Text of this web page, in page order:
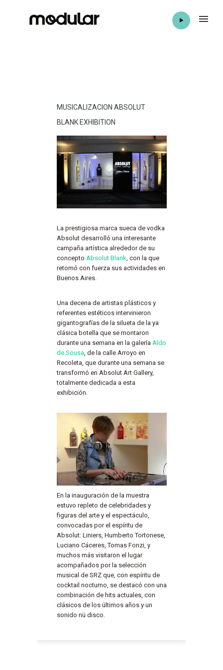
MUSICALIZACION ABSOLUT
BLANK EXHIBITION
La prestigiosa marca sueca de vodka
Absolut desarrolló una interesante
campaña artística alrededor de su
concepto Absolut Blank, con la que
retomó con fuerza sus actividades en
Buenos Aires.
Una decena de artistas plásticos y
referentes estéticos intervinieron
gigantografías de la silueta de la ya
clásica botella que se montaron
durante una semana en la galería Aldo
de Sousa, de la calle Arroyo en
Recoleta, que durante una semana se
transformó en Absolut Art Gallery,
totalmente dedicada a esta
exhibición.
En la inauguración de la muestra
estuvo repleto de celebridades y
figuras del arte y el espectáculo,
convocadas por el espíritu de
Absolut: Liniers, Humberto Tortonese,
Luciano Cáceres, Tomas Fonzi, y
muchos más visitaron el lugar
acompañados por la selección
musical de SRZ que, con espíritu de
cocktail nocturno, se destacó con una
combinación de hits actuales, con
clásicos de los últimos años y un
sonido nü disco.